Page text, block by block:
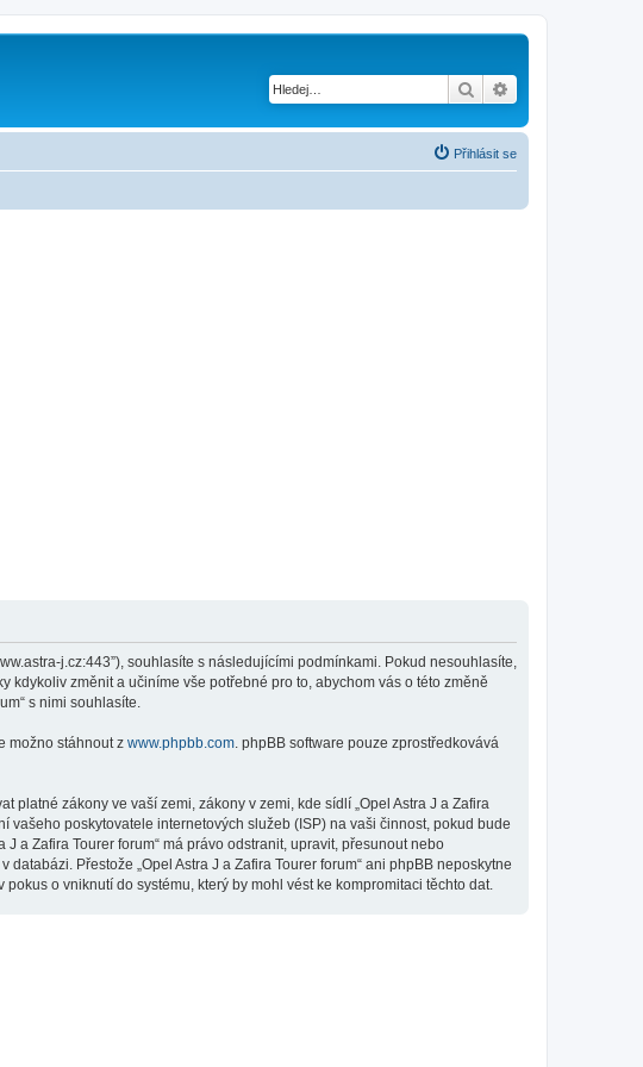
Hledat
Přihlásit se
j.cz:443”), souhlasíte s následujícími podmínkami. Pokud nesouhlasíte,
kdykoliv změnit a učiníme vše potřebné pro to, abychom vás o této změně
s nimi souhlasíte.
možno stáhnout z www.phpbb.com . phpBB software pouze zprostředkovává
zákony ve vaší zemi, zákony v zemi, kde sídlí „Opel Astra J a Zafira
vašeho poskytovatele internetových služeb (ISP) na vaši činnost, pokud bude
a Zafira Tourer forum“ má právo odstranit, upravit, přesunout nebo
Přestože „Opel Astra J a Zafira Tourer forum“ ani phpBB neposkytne
o vniknutí do systému, který by mohl vést ke kompromitaci těchto dat.